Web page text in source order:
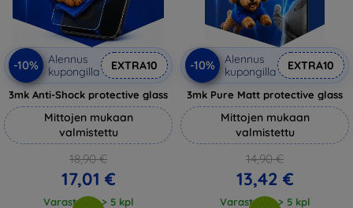
-10%
Alennus
kupongilla
EXTRA10
3mk Anti-Shock protective glass
Mittojen mukaan
valmistettu
18,90 €
17,01 €
Varastossa > 5 kpl
-10%
Alennus
kupongilla
EXTRA10
3mk Pure Matt protective glass
Mittojen mukaan
valmistettu
14,90 €
13,42 €
Varastossa > 5 kpl